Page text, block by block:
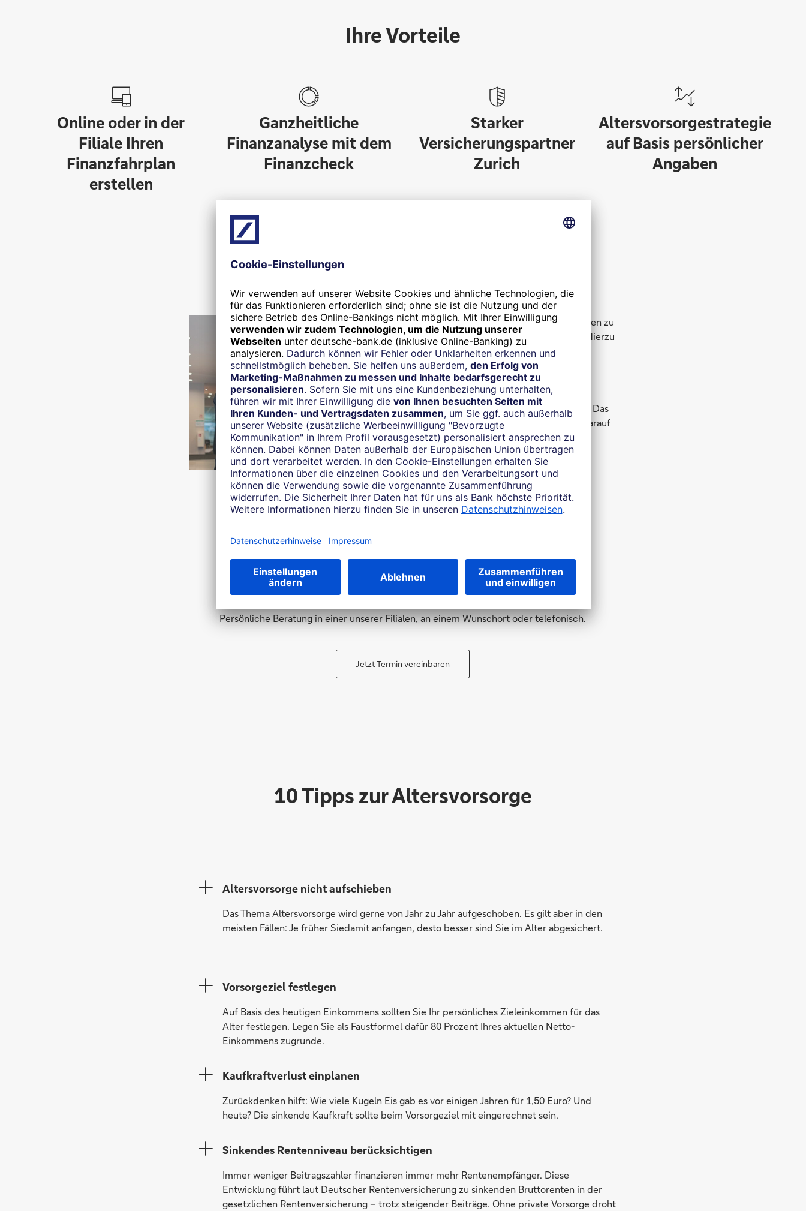
Ihre Vorteile
Online oder in der
Filiale Ihren
Finanzfahrplan
erstellen
Ganzheitliche
Finanzanalyse mit dem
Finanzcheck
Starker
Versicherungspartner
Zurich
Altersvorsorgestrategie
auf Basis persönlicher
Angaben
Unsere Beratungskompetenz
Um Sie individuell zu Ihrer Vorsorge beraten zu
können, hilft uns ein ganzheitliches Bild. Hierzu
empfehlen wir Ihnen den Deutsche Bank
FinanzCheck, mit dem Sie Ihre finanzielle
Gesamtsituation analysieren können. Sie
können ihn bequem vorab zu Hause
durchführen – oder im Gespräch mit uns. Das
Ergebnis: Ihr persönlicher Finanzscore. Darauf
basierend entwickeln wir gemeinsam eine
gezielte Strategie für Ihre Vorsorge.
Zum FinanzCheck
Persönliche Beratung
Persönliche Beratung in einer unserer Filialen, an einem Wunschort oder telefonisch.
Jetzt Termin vereinbaren
10 Tipps zur Altersvorsorge
Altersvorsorge nicht aufschieben
Das Thema Altersvorsorge wird gerne von Jahr zu Jahr aufgeschoben. Es gilt aber in den
meisten Fällen: Je früher Siedamit anfangen, desto besser sind Sie im Alter abgesichert.
Vorsorgeziel festlegen
Auf Basis des heutigen Einkommens sollten Sie Ihr persönliches Zieleinkommen für das
Alter festlegen. Legen Sie als Faustformel dafür 80 Prozent Ihres aktuellen Netto-
Einkommens zugrunde.
Kaufkraftverlust einplanen
Zurückdenken hilft: Wie viele Kugeln Eis gab es vor einigen Jahren für 1,50 Euro? Und
heute? Die sinkende Kaufkraft sollte beim Vorsorgeziel mit eingerechnet sein.
Sinkendes Rentenniveau berücksichtigen
Immer weniger Beitragszahler finanzieren immer mehr Rentenempfänger. Diese
Entwicklung führt laut Deutscher Rentenversicherung zu sinkenden Bruttorenten in der
gesetzlichen Rentenversicherung – trotz steigender Beiträge. Ohne private Vorsorge droht